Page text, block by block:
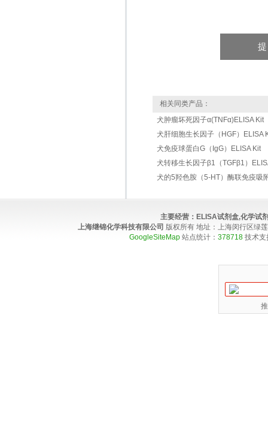
相关同类产品：
犬肿瘤坏死因子α(TNFα)ELISA Kit
犬肝细胞生长因子（HGF）ELISA
犬免疫球蛋白G（IgG）ELISA Kit
犬转移生长因子β1（TGFβ1）
犬的5羟色胺（5-HT）酶联免疫吸
主要经营： ELISA试剂盒,化学试
上海继锦化学科技有限公司 版权所有 地址：上海闵行区绿
GoogleSiteMap 站点统计： 378718 技术支